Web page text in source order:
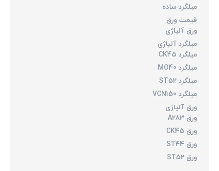
میلگرد ساده
قیمت ورق
ورق آلیاژی
میلگرد آلیاژی
میلگرد CK45
میلگرد MO40
میلگرد ST52
میلگرد VCN150
ورق آلیاژی
ورق A283
ورق CK45
ورق ST44
ورق ST52